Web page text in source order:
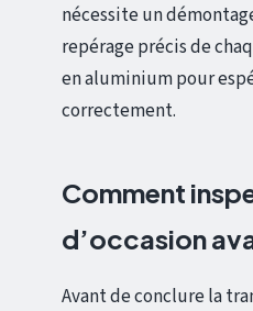
nécessite un
repérage précis de
en aluminium pour
correctement.
Comment
d’occasion
Avant de conclure la